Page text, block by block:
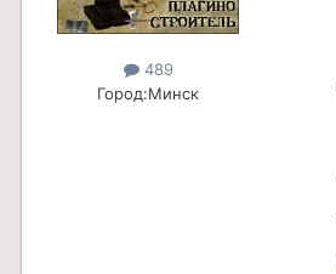
489
Город:Минск